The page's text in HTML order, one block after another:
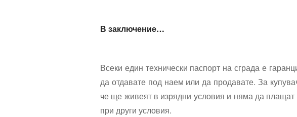
В заключение…
Всеки един технически паспорт на сграда е
да отдавате под наем или да продавате. За
че ще живеят в изрядни условия и няма да
при други условия.